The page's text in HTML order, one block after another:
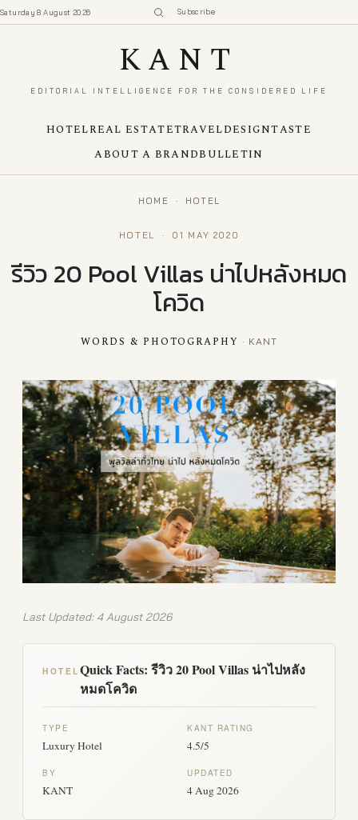
Saturday 8 August 2026 Subscribe
KANT
EDITORIAL INTELLIGENCE FOR THE CONSIDERED LIFE
HOTELREAL ESTATETRAVELDESIGNTASTE
ABOUT A BRANDBULLETIN
HOME · HOTEL
HOTEL · 01 MAY 2020
รีวิว 20 Pool Villas น่าไปหลังหมด
โควิด
WORDS & PHOTOGRAPHY · KANT
Last Updated: 4 August 2026
HOTEL Quick Facts: รีวิว 20 Pool Villas น่าไปหลัง
หมดโควิด
TYPE
Luxury Hotel
KANT RATING
4.5/5
BY
KANT
UPDATED
4 Aug 2026